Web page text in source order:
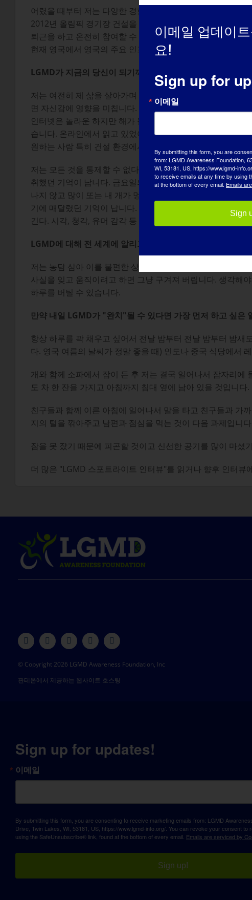
어렸을 때부터 저는 다양한 경험을 하고 즐기고 싶었습니다.
2012년 올림픽 경기장 건설을 위해 일했습니다. 장소. 저는
퇴근을 하고 온전히 참여할 수 있었어요. 아프리카는 경험이
현재 영국에서 영국의 주요 인프라 프로젝트; 저는 주요 프로
LGMD가 지금의 당신이 되기까지 어떤 영향을 미쳤나요? 어
저는 여전히 제 삶을 살아가며 기회를 만들고 있지만 기회를
면 자신감에 영향을 미칩니다. 그래서 정신 차리기가 힘들었
인터넷은 놀라운 하지만 해가 될 수도 있습니다. 지금보다
습니다. 온라인에서 읽고 있었어요. 저는 아무에게도 말하지
원하는 사람 특히 건설 환경에서 도움 없이는 움직일 수 없
저는 모든 것을 통제할 수 없다는 것을 배웠습니다. 모든 것
취했던 기억이 납니다. 금요일의 평범한 일이었죠. 말 이른
나지 않고 많이 또는 내 개가 멍청한 것 외에는 멍청한 일이
기에 매달렸던 기억이 납니다. 지금은 동물들과 함께할 때면
긴다. 시각, 청각, 유머 감각 등 제가 아직 가지고 있는 것들을
LGMD에 대해 전 세계에 알리고 싶은 내용
저는 농담 삼아 이를 불편한 상태라고 표현합니다. 덜 먹고
사실을 잊고 움직이려고 하면 그냥 구겨져 버립니다. 생각해
하루를 버틸 수 있습니다.
만약 내일 LGMD가 "완치"될 수 있다면 가장 먼저 하고 싶은
항상 하루를 꽉 채우고 싶어서 전날 밤부터 전날 밤부터 밤새
다. 영국 여름의 날씨가 정말 좋을 때) 인도나 중국 식당에서
개와 함께 소파에서 잠이 든 후 저는 결국 일어나서 잠자리
도 차 한 잔을 가지고 아침까지 침대 옆에 남아 있을 것입니다.
친구들과 함께 이른 아침에 일어나서 말을 타고 친구들과 가
지의 털을 깎아주고 남편과 점심을 먹는 것이 다음 과제입니
잠을 못 잤기 때문에 피곤할 것이고 신선한 공기를 많이 마셨
더 많은 "LGMD 스포트라이트 인터뷰"를 읽거나 향후 인터
© Copyright 2026 LGMD Awareness Foundation, Inc
판테온에서 제공하는 웹사이트 호스팅
Sign up for updates!
이메일
By submitting this form, you are consenting to receive marketing emails from: LGMD
Drive, Twin Lakes, WI, 53181, US, https://www.lgmd-info.org/. You can revoke your consent to
using the SafeUnsubscribe® link, found at the bottom of every email. Emails are serviced by
Sign up!
이메일 업데이
요!
Sign up for
이메일
By submitting this form, you are
from: LGMD Awareness Foundation,
WI, 53181, US, https://www.lgmd-
to receive emails at any time by using
at the bottom of every email. Emails
Sign